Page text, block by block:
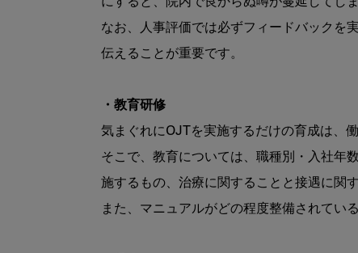
なお、人事評価では必ずフィードバックを
伝えることが重要です。
・教育研修
気まぐれにOJTを実施するだけの育成は、
そこで、教育については、職種別・入社年
施するもの、治療に関することと接遇に関
また、マニュアルがどの程度整備されてい